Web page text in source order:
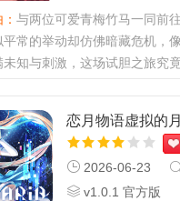
与两位可爱青梅竹马一同前
平常的举动却仿佛暗藏危机，
未知与刺激，这场试胆之旅究
开放免费下载！...恋月物语虚拟的
2026-06-23
v1.0.1 官方版